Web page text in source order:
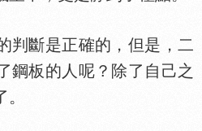
斷是正確的，但是，二
鋼板的人呢？除了自己之